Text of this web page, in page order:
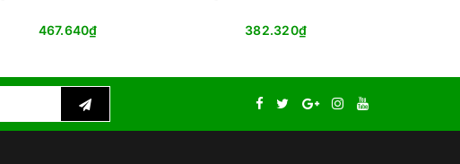
467.640₫ 382.320₫